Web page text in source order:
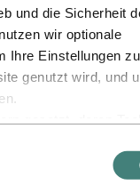
und die Sicherheit
wir optionale
Einstellungen zu
genutzt wird, und
die sie über